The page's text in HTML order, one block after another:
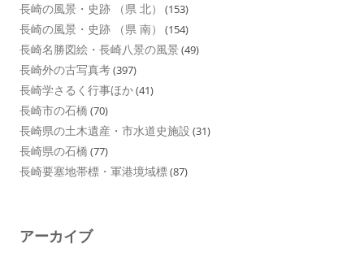
長崎の風景・史跡 （県 北） (153)
長崎の風景・史跡 （県 南） (154)
長崎名勝図絵・長崎八景の風景 (49)
長崎外の古写真考(397)
長崎学さるく行事ほか(41)
長崎市の石橋 (70)
長崎県の土木遺産・市水道史施設 (31)
長崎県の石橋 (77)
長崎要塞地帯標・軍港境域標(87)
アーカイブ